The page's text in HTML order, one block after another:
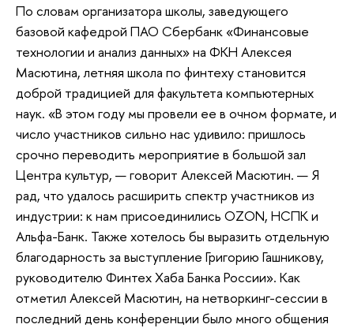
По словам организатора школы, заведующего
базовой кафедрой ПАО Сбербанк «Финансовые
технологии и анализ данных» на ФКН Алексея
Масютина, летняя школа по финтеху становится
доброй традицией для факультета компьютерных
наук. «В этом году мы провели ее в очном формате, и
число участников сильно нас удивило: пришлось
срочно переводить мероприятие в большой зал
Центра культур, — говорит Алексей Масютин. — Я
рад, что удалось расширить спектр участников из
индустрии: к нам присоединились OZON, НСПК и
Альфа-Банк. Также хотелось бы выразить отдельную
благодарность за выступление Григорию Гашникову,
руководителю Финтех Хаба Банка России». Как
отметил Алексей Масютин, на нетворкинг-сессии в
последний день конференции было много общения